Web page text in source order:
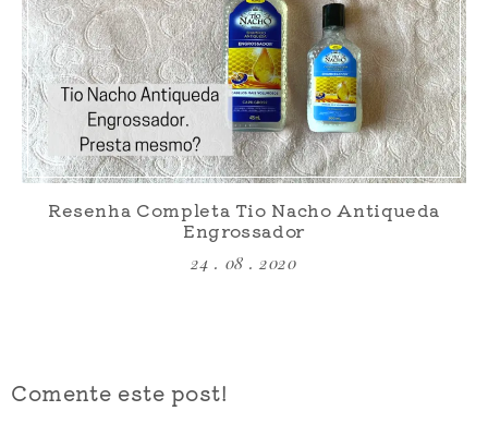
Resenha Completa Tio Nacho Antiqueda
Engrossador
24 . 08 . 2020
Comente este post!